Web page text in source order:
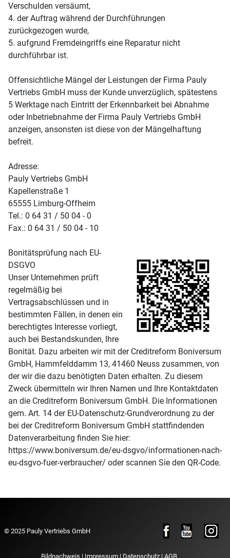
Verschulden versäumt,
4. der Auftrag während der Durchführungen
zurückgezogen wurde,
5. aufgrund Fremdeingriffs eine Reparatur nicht
durchführbar ist.
Offensichtliche Mängel der Leistungen der Firma Pauly
Vertriebs GmbH muss der Kunde unverzüglich, spätestens
5 Werktage nach Eintritt der Erkennbarkeit bei Abnahme
oder Inbetriebnahme der Firma Pauly Vertriebs GmbH
anzeigen, ansonsten ist diese von der Mängelhaftung
befreit.
Adresse:
Pauly Vertriebs GmbH
Kapellenstraße 1
65555 Limburg-Offheim
Tel.: 0 64 31 / 50 04 - 0
Fax.: 0 64 31 / 50 04 - 10
Bonitätsprüfung nach EU-
DSGVO
Unser Unternehmen prüft
regelmäßig bei
Vertragsabschlüssen und in
bestimmten Fällen, in denen ein
berechtigtes Interesse vorliegt,
auch bei Bestandskunden, Ihre
Bonität. Dazu arbeiten wir mit der Creditreform Boniversum
GmbH, Hammfelddamm 13, 41460 Neuss zusammen, von
der wir die dazu benötigten Daten erhalten. Zu diesem
Zweck übermitteln wir Ihren Namen und Ihre Kontaktdaten
an die Creditreform Boniversum GmbH. Die Informationen
gem. Art. 14 der EU-Datenschutz-Grundverordnung zu der
bei der Creditreform Boniversum GmbH stattfindenden
Datenverarbeitung finden Sie hier:
https://www.boniversum.de/eu-dsgvo/informationen-nach-
eu-dsgvo-fuer-verbraucher/ oder scannen Sie den QR-Code.
© 2025 Pauly Vertriebs GmbH
Bildnachweis | Impressum | Datenschutz | AGB